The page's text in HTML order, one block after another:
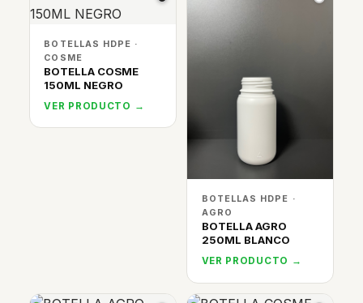
BOTELLAS HDPE ·
COSME
BOTELLA COSME
150ML NEGRO
VER PRODUCTO →
BOTELLAS HDPE ·
AGRO
BOTELLA AGRO
250ML BLANCO
VER PRODUCTO →